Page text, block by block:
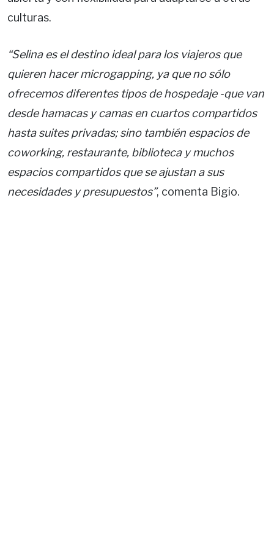
culturas.
“Selina es el destino ideal para los viajeros que
quieren hacer microgapping, ya que no sólo
ofrecemos diferentes tipos de hospedaje -que van
desde hamacas y camas en cuartos compartidos
hasta suites privadas; sino también espacios de
coworking, restaurante, biblioteca y muchos
espacios compartidos que se ajustan a sus
necesidades y presupuestos”, comenta Bigio.